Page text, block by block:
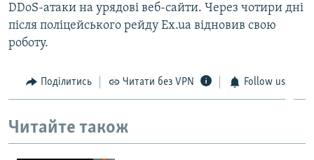
DDoS-атаки на урядові веб-сайти. Через чотири дні
після поліцейського рейду Ex.ua відновив свою
роботу.
Поділитись Читати без VPN Follow us
Читайте також